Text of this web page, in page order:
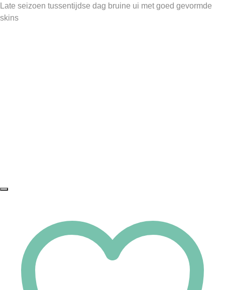
Late seizoen tussentijdse dag bruine ui met goed gevormde
skins